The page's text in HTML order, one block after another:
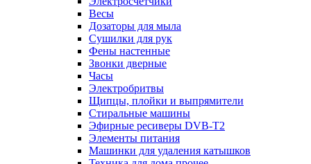
Весы
Дозаторы для мыла
Сушилки для рук
Фены настенные
Звонки дверные
Часы
Электробритвы
Щипцы, плойки и выпрямители
Стиральные машины
Эфирные ресиверы DVB-T2
Элементы питания
Машинки для удаления катышков